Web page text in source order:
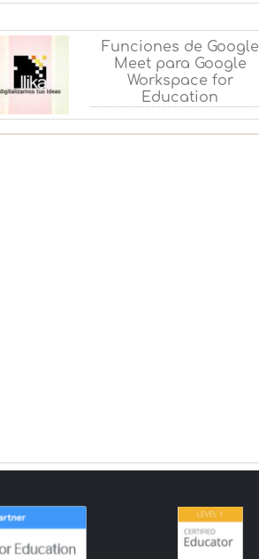
Funciones de Google
Meet para Google
Workspace for
Education